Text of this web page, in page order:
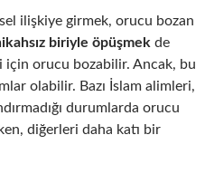
ilişkiye girmek, orucu bozan
biriyle öpüşmek de
için orucu bozabilir. Ancak, bu
olabilir. Bazı İslam alimleri,
durumlarda orucu
diğerleri daha katı bir